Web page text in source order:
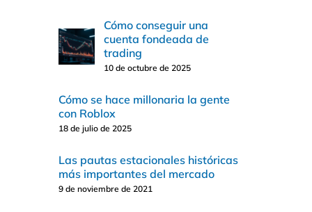
Cómo conseguir una
cuenta fondeada de
trading
10 de octubre de 2025
Cómo se hace millonaria la gente
con Roblox
18 de julio de 2025
Las pautas estacionales históricas
más importantes del mercado
9 de noviembre de 2021